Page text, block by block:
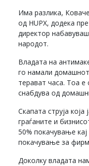
Има разлика,
од HUPX, додека
директор
народот.
Владата на
го намали
терават часа. Тоа е
снабдува од
Скапата струја која
граѓаните и
50% покачување
покачување за
Доколку владата